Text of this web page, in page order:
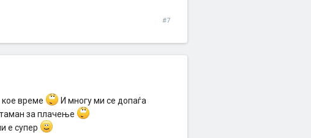
#7
кое време
И многу ми се допаѓа
за плачење
е супер